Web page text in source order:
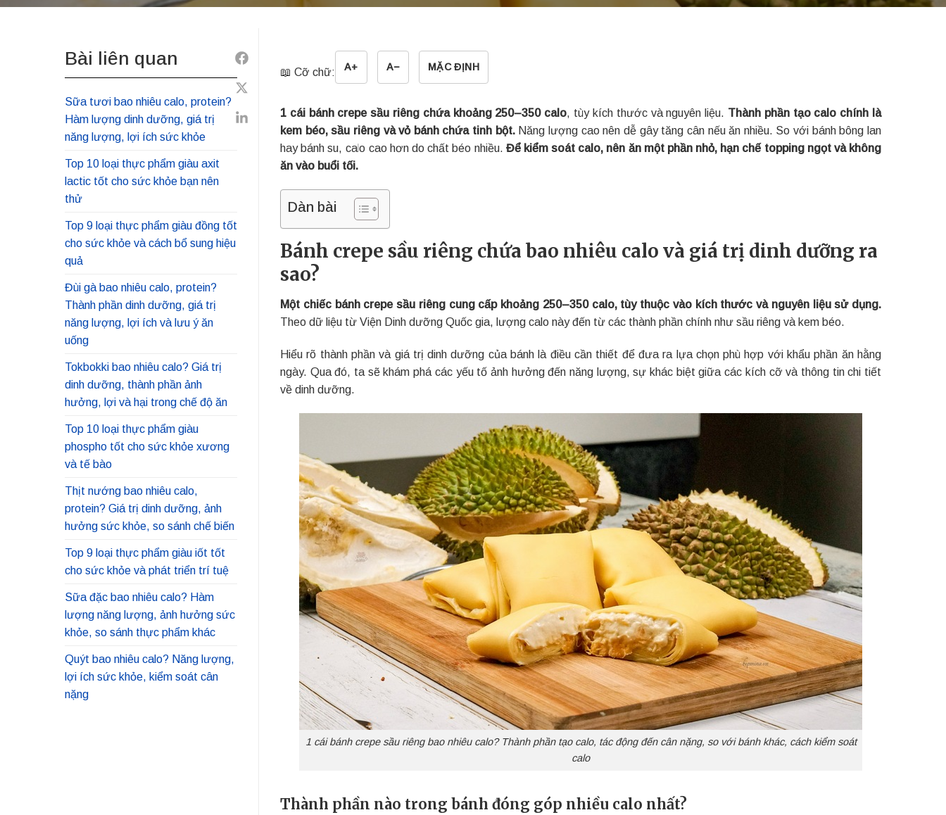
Bài liên quan
Sữa tươi bao nhiêu calo, protein?
Hàm lượng dinh dưỡng, giá trị
năng lượng, lợi ích sức khỏe
Top 10 loại thực phẩm giàu axit
lactic tốt cho sức khỏe bạn nên
thử
Top 9 loại thực phẩm giàu đồng tốt
cho sức khỏe và cách bổ sung hiệu
quả
Đùi gà bao nhiêu calo, protein?
Thành phần dinh dưỡng, giá trị
năng lượng, lợi ích và lưu ý ăn
uống
Tokbokki bao nhiêu calo? Giá trị
dinh dưỡng, thành phần ảnh
hưởng, lợi và hại trong chế độ ăn
Top 10 loại thực phẩm giàu
phospho tốt cho sức khỏe xương
và tế bào
Thịt nướng bao nhiêu calo,
protein? Giá trị dinh dưỡng, ảnh
hưởng sức khỏe, so sánh chế biến
Top 9 loại thực phẩm giàu iốt tốt
cho sức khỏe và phát triển trí tuệ
Sữa đặc bao nhiêu calo? Hàm
lượng năng lượng, ảnh hưởng sức
khỏe, so sánh thực phẩm khác
Quýt bao nhiêu calo? Năng lượng,
lợi ích sức khỏe, kiểm soát cân
nặng
📖 Cỡ chữ: A+ A− MẶC ĐỊNH
1 cái bánh crepe sầu riêng chứa khoảng 250–350 calo, tùy kích thước và nguyên liệu. Thành phần tạo calo chính là
kem béo, sầu riêng và vỏ bánh chứa tinh bột.Năng lượng cao nên dễ gây tăng cân nếu ăn nhiều. So với bánh bông lan
hay bánh su, calo cao hơn do chất béo nhiều. Để kiểm soát calo, nên ăn một phần nhỏ, hạn chế topping ngọt và không
ăn vào buổi tối.
Dàn bài
Bánh crepe sầu riêng chứa bao nhiêu calo và giá trị dinh dưỡng ra
sao?
Một chiếc bánh crepe sầu riêng cung cấp khoảng 250–350 calo, tùy thuộc vào kích thước và nguyên liệu sử dụng.
Theo dữ liệu từ Viện Dinh dưỡng Quốc gia, lượng calo này đến từ các thành phần chính như sầu riêng và kem béo.
Hiểu rõ thành phần và giá trị dinh dưỡng của bánh là điều cần thiết để đưa ra lựa chọn phù hợp với khẩu phần ăn hằng
ngày. Qua đó, ta sẽ khám phá các yếu tố ảnh hưởng đến năng lượng, sự khác biệt giữa các kích cỡ và thông tin chi tiết
về dinh dưỡng.
1 cái bánh crepe sầu riêng bao nhiêu calo? Thành phần tạo calo, tác động đến cân nặng, so với bánh khác, cách kiểm soát
calo
Thành phần nào trong bánh đóng góp nhiều calo nhất?
Share
to
Share
to
Share